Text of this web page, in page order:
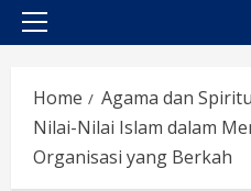
Primary
Home
Agama dan
Nilai-Nilai Islam dalam
Organisasi yang Berkah